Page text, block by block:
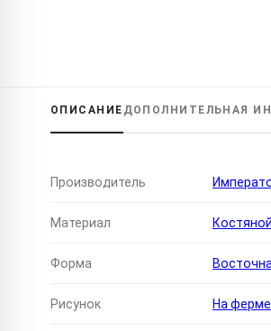
ОПИСАНИЕ ДОПОЛНИТЕЛЬНАЯ
Производитель
Материал
Форма
Рисунок На ферме